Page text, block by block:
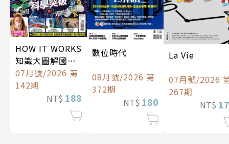
HOW IT WORKS
知識大圖解國際
中文版
07月號/2026 第
142期
NT$ 188
數位時代
08月號/2026 第
372期
NT$ 180
La Vie
07月號/2026
267期
NT$